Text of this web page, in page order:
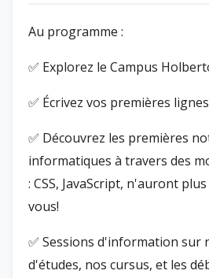
Au programme :
✅ Explorez le Campus
✅ Écrivez vos premières lignes
✅ Découvrez les premières
informatiques à travers des
: CSS, JavaScript, n'auront
vous!
✅ Sessions d'information sur
d'études, nos cursus, et les